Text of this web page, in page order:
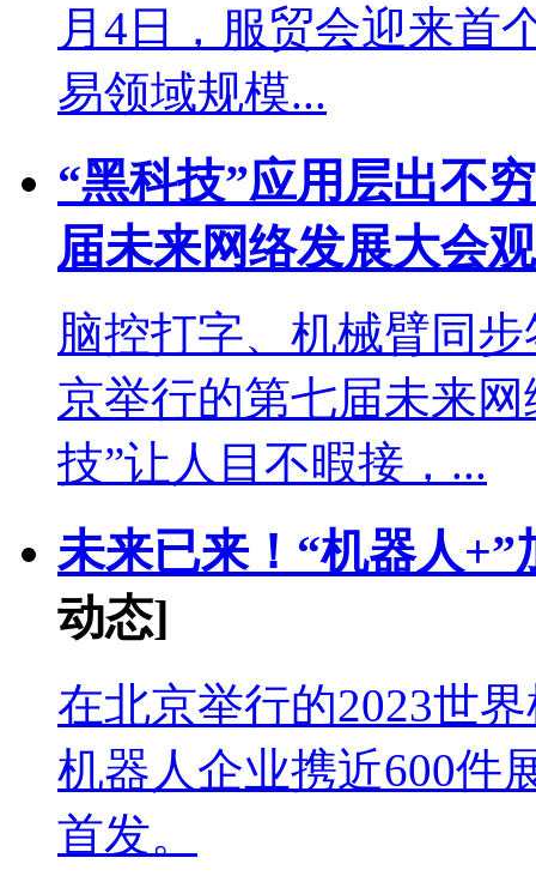
月4日，服贸会迎来首
易领域规模...
“黑科技”应用层出不
届未来网络发展大会
脑控打字、机械臂同
京举行的第七届未来
技”让人目不暇接，...
未来已来！“机器人
动态]
在北京举行的2023世
机器人企业携近600件
首发。